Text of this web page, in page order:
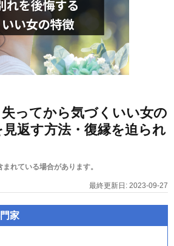
失ってから気づくいい女の
返す方法・復縁を迫られ
れている場合があります。
最終更新日: 2023-09-27
家